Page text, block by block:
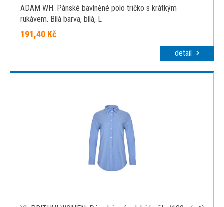
ADAM WH. Pánské bavlněné polo tričko s krátkým
rukávem. Bílá barva, bílá, L
191,40 Kč
detail